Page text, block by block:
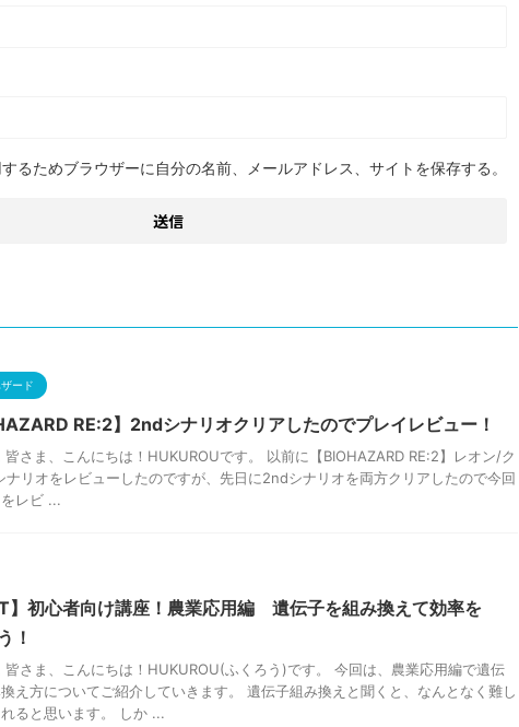
るためブラウザーに自分の名前、メールアドレス、サイトを保存する。
ード
RE:2】2ndシナリオクリアしたのでプレイレビュー！
皆さま、こんにちは！HUKUROUです。 以前に【BIOHAZARD RE:2】レオン/ク
ナリオをレビューしたのですが、先日に2ndシナリオを両方クリアしたので今回
レビ ...
】初心者向け講座！農業応用編 遺伝子を組み換えて効率を
！
皆さま、こんにちは！HUKUROU(ふくろう)です。 今回は、農業応用編で遺伝
え方についてご紹介していきます。 遺伝子組み換えと聞くと、なんとなく難し
ると思います。 しか ...